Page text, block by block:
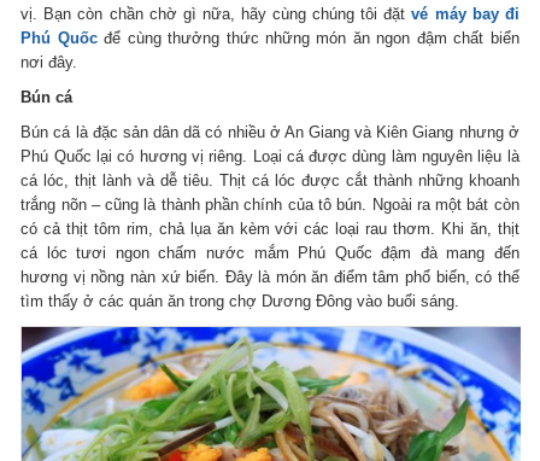
vị. Bạn còn chần chờ gì nữa, hãy cùng chúng tôi đặtvé máy bay đi
Phú Quốcđể cùng thưởng thức những món ăn ngon đậm chất biển
nơi đây.
Bún cá
Bún cá là đặc sản dân dã có nhiều ở An Giang và Kiên Giang nhưng ở
Phú Quốc lại có hương vị riêng. Loại cá được dùng làm nguyên liệu là
cá lóc, thịt lành và dễ tiêu. Thịt cá lóc được cắt thành những khoanh
trắng nõn – cũng là thành phần chính của tô bún. Ngoài ra một bát còn
có cả thịt tôm rim, chả lụa ăn kèm với các loại rau thơm. Khi ăn, thịt
cá lóc tươi ngon chấm nước mắm Phú Quốc đậm đà mang đến
hương vị nồng nàn xứ biển. Đây là món ăn điểm tâm phổ biến, có thể
tìm thấy ở các quán ăn trong chợ Dương Đông vào buổi sáng.